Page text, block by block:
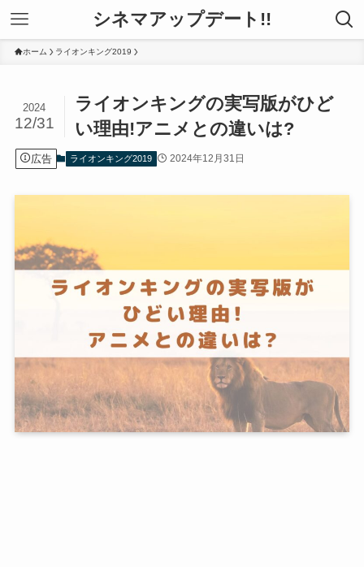
シネマアップデート!!
ホーム ライオンキング2019
ライオンキングの実写版がひど
い理由!アニメとの違いは?
2024
12/31
広告 ライオンキング2019 2024年12月31日